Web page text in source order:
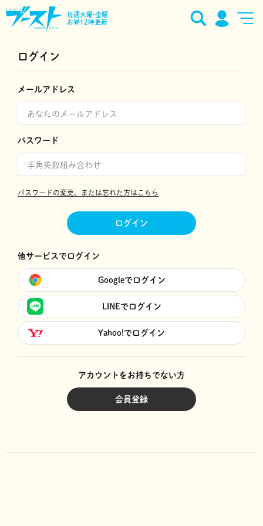
毎週火曜•金曜
お昼12時更新
ログイン
メールアドレス
パスワード
パスワードの変更、または忘れた方はこちら
ログイン
他サービスでログイン
Googleでログイン
LINEでログイン
Yahoo!でログイン
アカウントをお持ちでない方
会員登録